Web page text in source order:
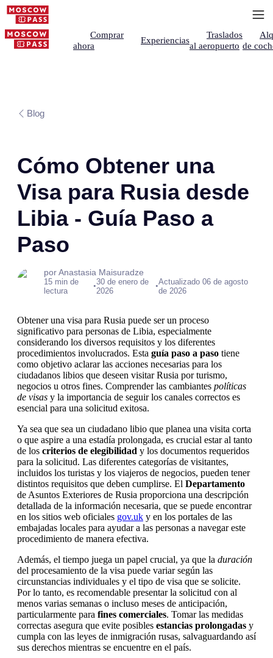
Comprar
ahora
Experiencias
Traslados
al aeropuerto de
Blog
Cómo Obtener una
Visa para Rusia desde
Libia - Guía Paso a
Paso
por Anastasia Maisuradze
15 min de
lectura
•30 de enero de
2026
•Actualizado 06 de agosto
de 2026
Obtener una visa para Rusia puede ser un proceso
significativo para personas de Libia, especialmente
considerando los diversos requisitos y los diferentes
procedimientos involucrados. Esta guía paso a paso tiene
como objetivo aclarar las acciones necesarias para los
ciudadanos libios que deseen visitar Rusia por turismo,
negocios u otros fines. Comprender las cambiantes políticas
de visas y la importancia de seguir los canales correctos es
esencial para una solicitud exitosa.
Ya sea que sea un ciudadano libio que planea una visita corta
o que aspire a una estadía prolongada, es crucial estar al tanto
de los criterios de elegibilidad y los documentos requeridos
para la solicitud. Las diferentes categorías de visitantes,
incluidos los turistas y los viajeros de negocios, pueden tener
distintos requisitos que deben cumplirse. El Departamento
de Asuntos Exteriores de Rusia proporciona una descripción
detallada de la información necesaria, que se puede encontrar
en los sitios web oficiales gov.uk y en los portales de las
embajadas locales para ayudar a las personas a navegar este
procedimiento de manera efectiva.
Además, el tiempo juega un papel crucial, ya que la duración
del procesamiento de la visa puede variar según las
circunstancias individuales y el tipo de visa que se solicite.
Por lo tanto, es recomendable presentar la solicitud con al
menos varias semanas o incluso meses de anticipación,
particularmente para fines comerciales. Tomar las medidas
correctas asegura que evite posibles estancias prolongadas y
cumpla con las leyes de inmigración rusas, salvaguardando así
sus derechos mientras se encuentre en el país.